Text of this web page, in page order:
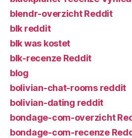
blendr-overzicht Reddit
blk reddit
blk was kostet
blk-recenze Reddit
blog
bolivian-chat-rooms reddit
bolivian-dating reddit
bondage-com-overzicht
bondage-com-recenze